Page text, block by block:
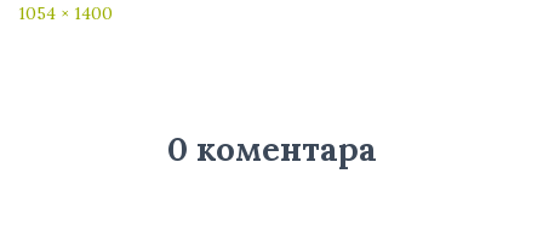
1054 × 1400
0 коментара